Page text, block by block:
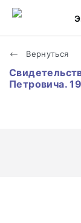
Вернуться
Петровича.